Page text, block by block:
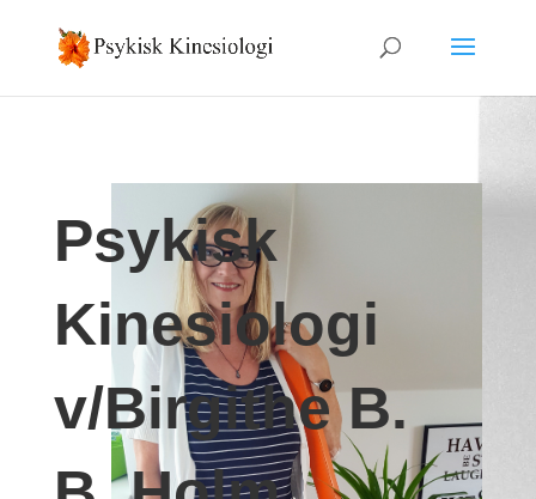
Psykisk
Kinesiologi
v/Birgithe B.